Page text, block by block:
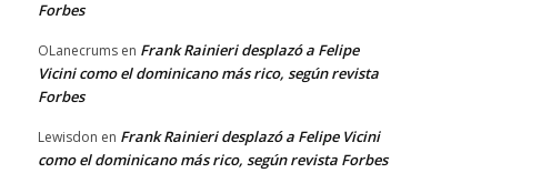
Forbes
OLanecrums en Frank Rainieri desplazó a Felipe
Vicini como el dominicano más rico, según revista
Forbes
Lewisdon en Frank Rainieri desplazó a Felipe Vicini
como el dominicano más rico, según revista Forbes